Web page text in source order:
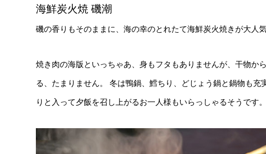
海鮮炭火焼 磯潮
磯の香りもそのままに、海の幸のとれたて海鮮炭火焼きが大人気
焼き肉の海版といっちゃあ、身もフタもありませんが、干物か
る、たまりません。 冬は鴨鍋、鱈ちり、どじょう鍋と鍋物も充
りと入って夕飯を召し上がるお一人様もいらっしゃるそうです。